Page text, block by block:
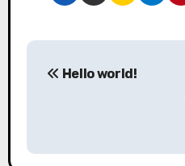
P
t
Hello world!